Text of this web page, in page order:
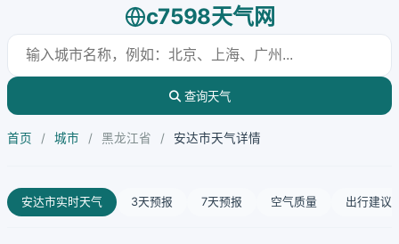
c7598天气网
查询天气
首页 / 城市 / 黑龙江省 / 安达市天气详情
安达市实时天气 3天预报 7天预报 空气质量 出行建议